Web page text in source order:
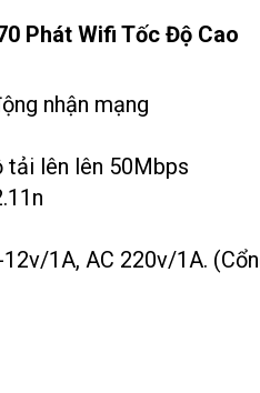
Phát Wifi Tốc Độ Cao
nhận mạng
tải lên lên 50Mbps
1A, AC 220v/1A.